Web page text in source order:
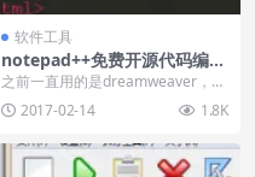
软件工具
notepad++免费开源代码编辑
器
之前一直用的是dreamweaver，虽
然我不赞同编辑器的等级之分，然
而现在越来...
2017-02-14 1.8K